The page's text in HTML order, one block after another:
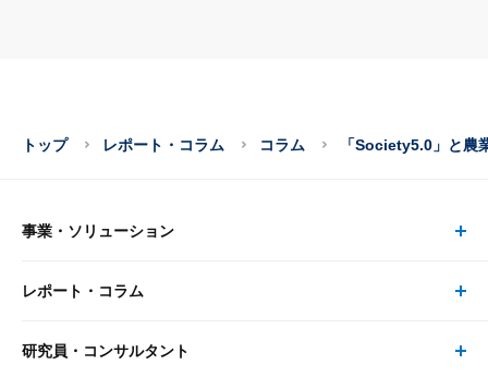
トップ レポート・コラム コラム 「Society5.0」と農
事業・ソリューション
事業・ソリューション トップ
リサーチ
レポート・コラム
レポート・コラム トップ
研究員・コンサルタント